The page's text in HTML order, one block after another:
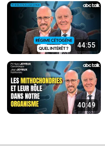
44:55
40:49